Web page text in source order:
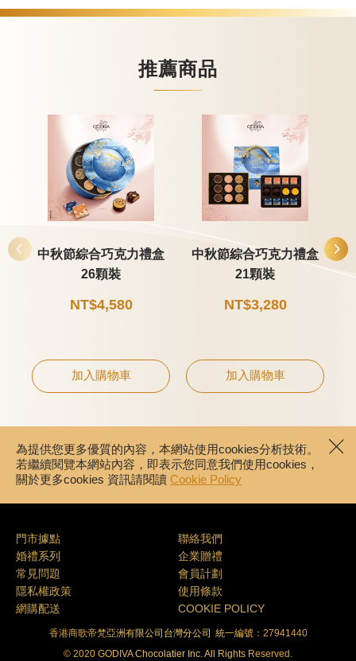
飲品
推薦商品
中秋節綜合巧克力禮盒
26顆裝
NT$4,580
加入購物車
中秋節綜合巧克力禮盒
21顆裝
NT$3,280
加入購物車
為提供您更多優質的內容，本網站使用cookies分析技術。
若繼續閱覽本網站內容，即表示您同意我們使用cookies，
關於更多cookies 資訊請閱讀 Cookie Policy
門市據點
聯絡我們
婚禮系列
企業贈禮
常見問題
會員計劃
隱私權政策
使用條款
網購配送
COOKIE POLICY
香港商歌帝梵亞洲有限公司台灣分公司
統一編號：27941440
© 2020 GODIVA Chocolatier Inc. All Rights Reserved.